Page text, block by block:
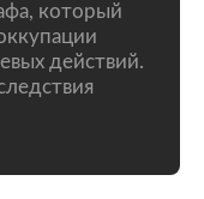
который
действий.